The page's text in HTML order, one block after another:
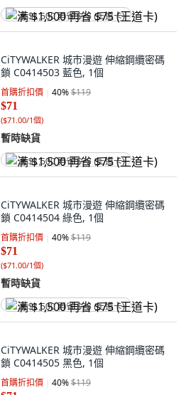
满 $1,500 再省 $75 (王道卡)
CiTYWALKER 城市漫遊 伸縮鋼纜密碼
鎖 C0414503 藍色, 1個
首購折扣價 40%$119
$71
($71.00/1個)
暫時缺貨
满 $1,500 再省 $75 (王道卡)
CiTYWALKER 城市漫遊 伸縮鋼纜密碼
鎖 C0414504 綠色, 1個
首購折扣價 40%$119
$71
($71.00/1個)
暫時缺貨
满 $1,500 再省 $75 (王道卡)
CiTYWALKER 城市漫遊 伸縮鋼纜密碼
鎖 C0414505 黑色, 1個
首購折扣價 40%$119